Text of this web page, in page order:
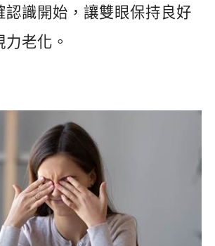
認識開始，讓雙眼保持良好
老化。